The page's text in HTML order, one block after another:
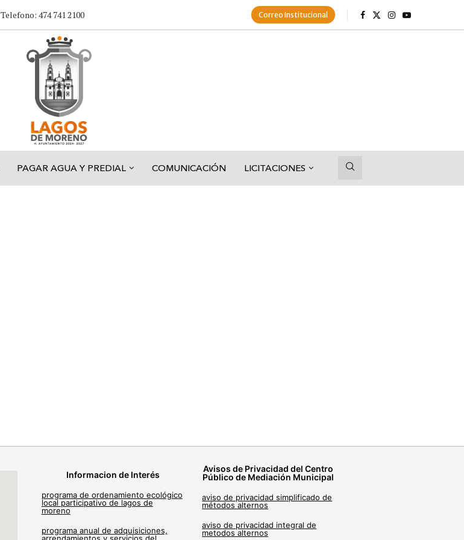
Telefono: 474 741 2100 Correo Institucional
PAGAR AGUA Y PREDIAL COMUNICACIÓN LICITACIONES
Informacion de Interés
programa de ordenamiento ecológico
local participativo de lagos de
moreno
programa anual de adquisiciones,
Avisos de Privacidad del Centro
Público de Mediación Municipal
aviso de privacidad simplificado de
métodos alternos
aviso de privacidad integral de
metodos alternos